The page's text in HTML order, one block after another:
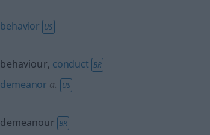
behavior US
behaviour, conduct BR
demeanor a. US
demeanour BR